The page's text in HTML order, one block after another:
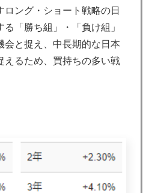
ロング・ショート戦略の日
「勝ち組」・「負け組」
会と捉え、中長期的な日本
えるため、買持ちの多い戦